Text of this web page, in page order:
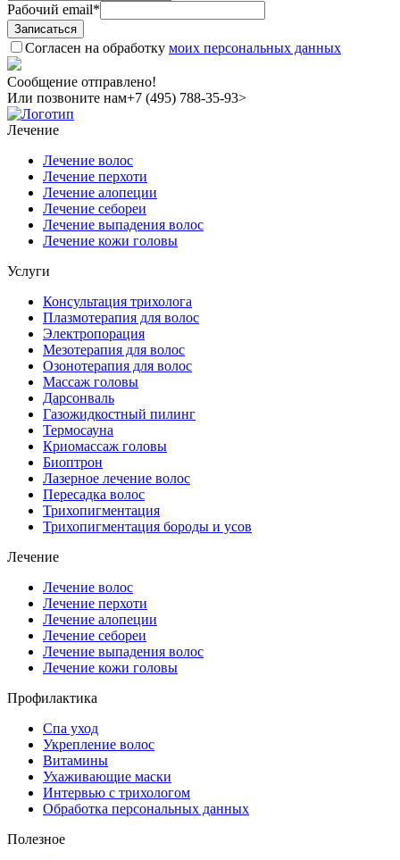
Рабочий email*
Согласен на обработку моих персональных данных
Сообщение отправлено!
Или позвоните нам+7 (495) 788-35-93>
Лечение
Лечение волос
Лечение перхоти
Лечение алопеции
Лечение себореи
Лечение выпадения волос
Лечение кожи головы
Услуги
Консультация трихолога
Плазмотерапия для волос
Электропорация
Мезотерапия для волос
Озонотерапия для волос
Массаж головы
Дарсонваль
Газожидкостный пилинг
Термосауна
Криомассаж головы
Биоптрон
Лазерное лечение волос
Пересадка волос
Трихопигментация
Трихопигментация бороды и усов
Лечение
Лечение волос
Лечение перхоти
Лечение алопеции
Лечение себореи
Лечение выпадения волос
Лечение кожи головы
Профилактика
Спа уход
Укрепление волос
Витамины
Ухаживающие маски
Интервью с трихологом
Обработка персональных данных
Полезное